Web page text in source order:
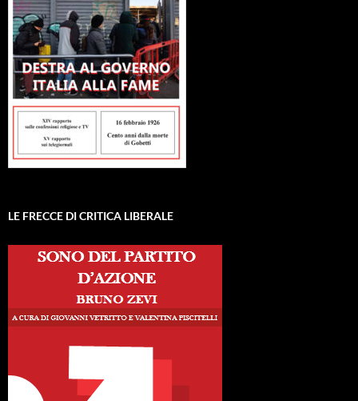
LE FRECCE DI CRITICA LIBERALE